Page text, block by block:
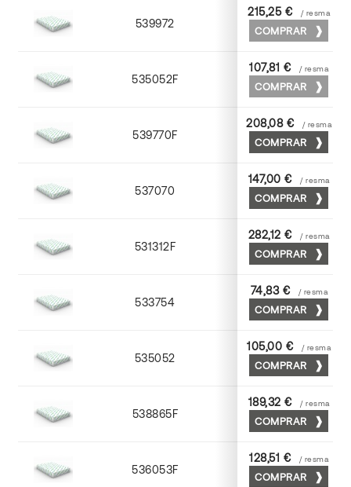
539972 70 x 100
215,25 € / resma
COMPRAR
535052F 52 x 70
107,81 € / resma
COMPRAR
539770F 70 x 100
208,08 € / resma
COMPRAR
537070 70 x 100
147,00 € / resma
COMPRAR
531312F 72 x 102
282,12 € / resma
COMPRAR
533754 52 x 70
74,83 € / resma
COMPRAR
535052 52 x 70
105,00 € / resma
COMPRAR
538865F 65 x 90
189,32 € / resma
COMPRAR
536053F 53 x 75
128,51 € / resma
COMPRAR